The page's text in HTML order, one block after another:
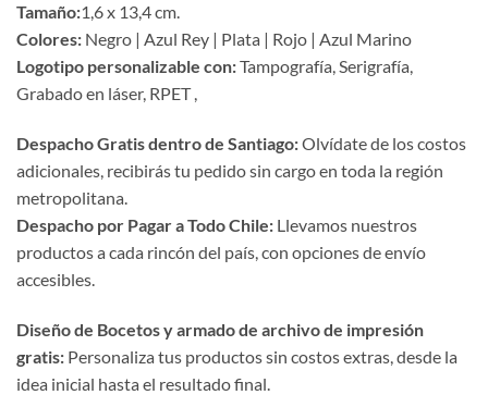
Tamaño:1,6 x 13,4 cm.
Colores: Negro | Azul Rey | Plata | Rojo | Azul Marino
Logotipo personalizable con:Tampografía, Serigrafía,
Grabado en láser, RPET ,
Despacho Gratis dentro de Santiago:Olvídate de los costos
adicionales, recibirás tu pedido sin cargo en toda la región
metropolitana.
Despacho por Pagar a Todo Chile: Llevamos nuestros
productos a cada rincón del país, con opciones de envío
accesibles.
Diseño de Bocetos y armado de archivo de impresión
gratis: Personaliza tus productos sin costos extras, desde la
idea inicial hasta el resultado final.